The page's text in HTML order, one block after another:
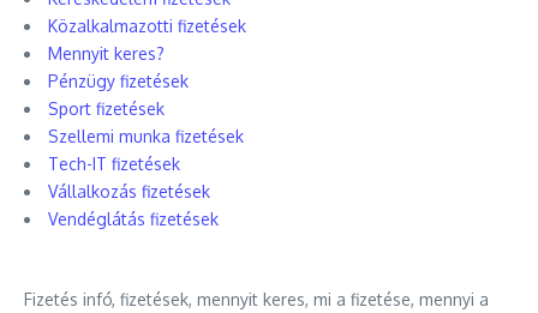
Közalkalmazotti fizetések
Mennyit keres?
Pénzügy fizetések
Sport fizetések
Szellemi munka fizetések
Tech-IT fizetések
Vállalkozás fizetések
Vendéglátás fizetések
Fizetés infó, fizetések, mennyit keres, mi a fizetése, mennyi a